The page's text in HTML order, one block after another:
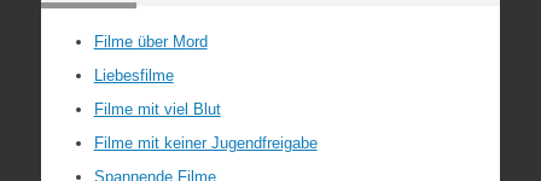
Filme über Mord
Liebesfilme
Filme mit viel Blut
Filme mit keiner Jugendfreigabe
Spannende Filme